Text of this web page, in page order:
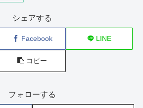
シェアする
Facebook LINE
コピー
フォローする